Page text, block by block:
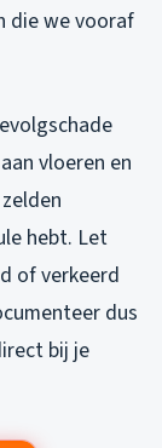
die we vooraf
vloeren en
hebt. Let
of verkeerd
dus
bij je